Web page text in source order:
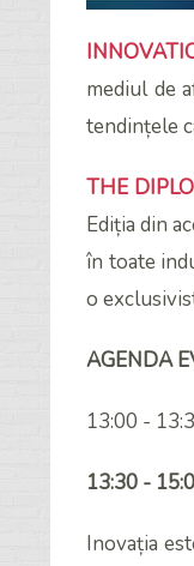
mediul de
tendințele
THE
Ediția din
în toate
o
AGENDA
13:00 -
13:30 -
Inovația